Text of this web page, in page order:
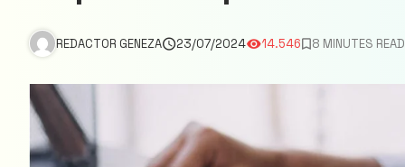
REDACTOR GENEZA 23/07/2024 14.546 8 MINUTES READ